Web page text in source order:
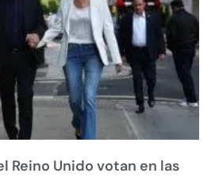
Reino Unido votan en las